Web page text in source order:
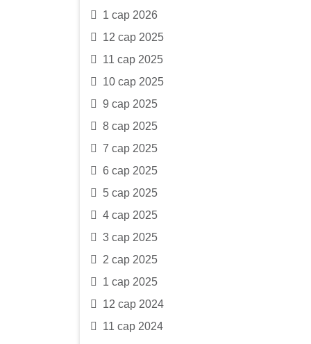
1 сар 2026
12 сар 2025
11 сар 2025
10 сар 2025
9 сар 2025
8 сар 2025
7 сар 2025
6 сар 2025
5 сар 2025
4 сар 2025
3 сар 2025
2 сар 2025
1 сар 2025
12 сар 2024
11 сар 2024